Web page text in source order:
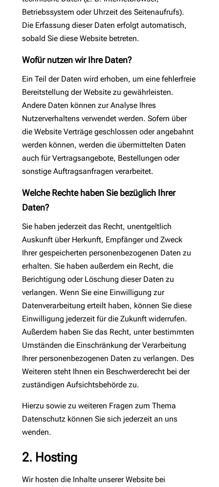
Betriebssystem oder Uhrzeit des Seitenaufrufs).
Die Erfassung dieser Daten erfolgt automatisch,
sobald Sie diese Website betreten.
Wofür nutzen wir Ihre Daten?
Ein Teil der Daten wird erhoben, um eine fehlerfreie
Bereitstellung der Website zu gewährleisten.
Andere Daten können zur Analyse Ihres
Nutzerverhaltens verwendet werden. Sofern über
die Website Verträge geschlossen oder angebahnt
werden können, werden die übermittelten Daten
auch für Vertragsangebote, Bestellungen oder
sonstige Auftragsanfragen verarbeitet.
Welche Rechte haben Sie bezüglich Ihrer
Daten?
Sie haben jederzeit das Recht, unentgeltlich
Auskunft über Herkunft, Empfänger und Zweck
Ihrer gespeicherten personenbezogenen Daten zu
erhalten. Sie haben außerdem ein Recht, die
Berichtigung oder Löschung dieser Daten zu
verlangen. Wenn Sie eine Einwilligung zur
Datenverarbeitung erteilt haben, können Sie diese
Einwilligung jederzeit für die Zukunft widerrufen.
Außerdem haben Sie das Recht, unter bestimmten
Umständen die Einschränkung der Verarbeitung
Ihrer personenbezogenen Daten zu verlangen. Des
Weiteren steht Ihnen ein Beschwerderecht bei der
zuständigen Aufsichtsbehörde zu.
Hierzu sowie zu weiteren Fragen zum Thema
Datenschutz können Sie sich jederzeit an uns
wenden.
2. Hosting
Wir hosten die Inhalte unserer Website bei